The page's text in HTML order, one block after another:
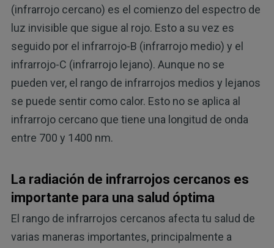
(infrarrojo cercano) es el comienzo del espectro de
luz invisible que sigue al rojo. Esto a su vez es
seguido por el infrarrojo-B (infrarrojo medio) y el
infrarrojo-C (infrarrojo lejano). Aunque no se
pueden ver, el rango de infrarrojos medios y lejanos
se puede sentir como calor. Esto no se aplica al
infrarrojo cercano que tiene una longitud de onda
entre 700 y 1400 nm.
La radiación de infrarrojos cercanos es
importante para una salud óptima
El rango de infrarrojos cercanos afecta tu salud de
varias maneras importantes, principalmente a